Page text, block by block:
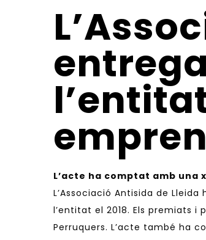
L’acte ha comptat amb una
L’Associació Antisida de Lleida
l’entitat el 2018. Els premiats i
Perruquers. L’acte també ha